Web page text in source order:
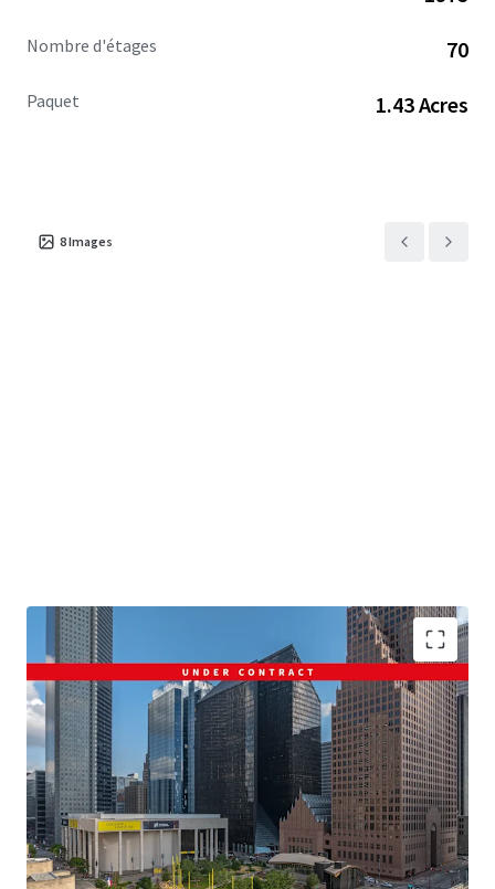
Nombre d'étages 70
Paquet 1.43 Acres
8Images
Pennzoil Place: Defining The Houston Skyline
Fully Amenitized Walkable Location
Dramatic and Efficient Floor Plates
Well-Positioned to Capitalize on Flight to Quality
Exceptional Access Throughout the City of Houston
Unmatched Accessibility
Best-In-Class On-Site Amenities